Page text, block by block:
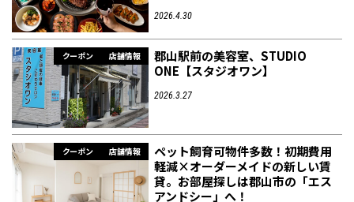
2026.4.30
クーポン 店舗情報
郡山駅前の美容室、STUDIO
ONE【スタジオワン】
2026.3.27
クーポン 店舗情報
ペット飼育可物件多数！初期費用
軽減×オーダーメイドの新しい賃
貸。お部屋探しは郡山市の「エス
アンドシー」へ！